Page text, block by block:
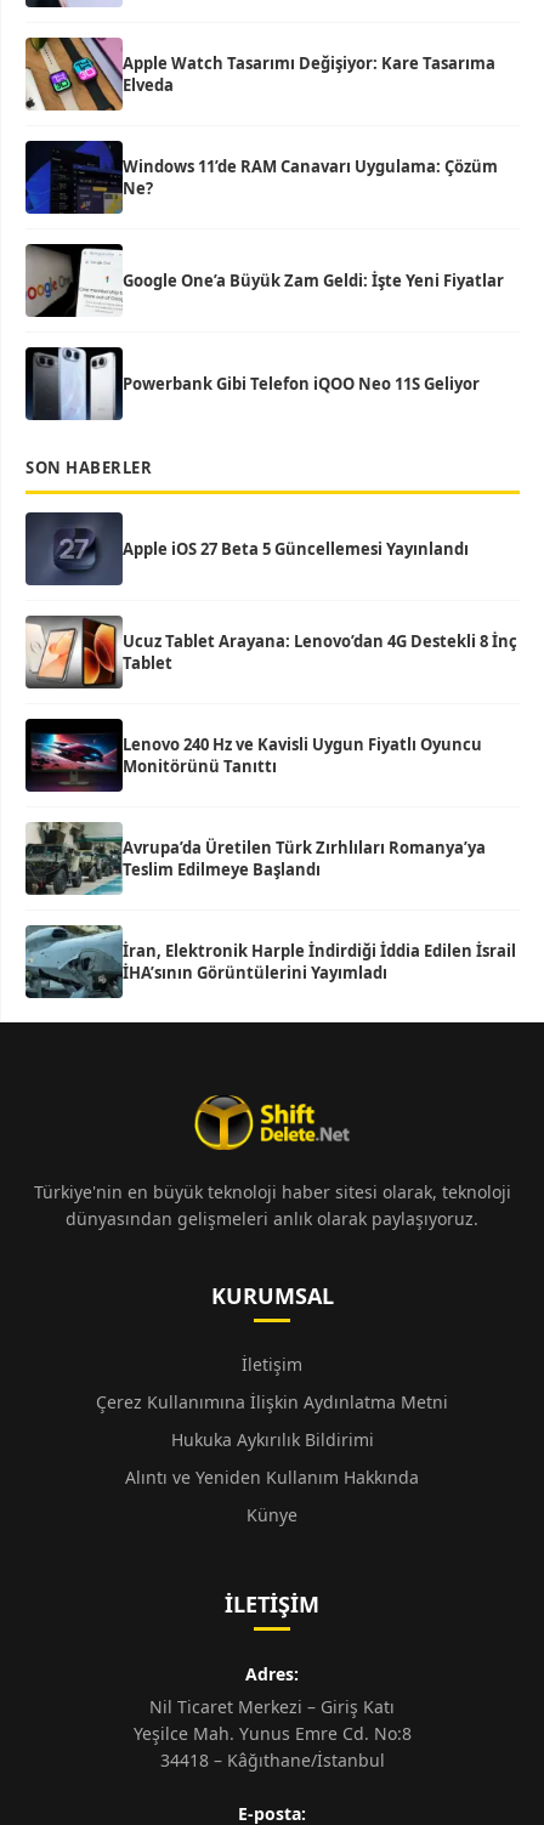
Apple Watch Tasarımı Değişiyor: Kare Tasarıma
Elveda
Windows 11’de RAM Canavarı Uygulama: Çözüm
Ne?
Google One’a Büyük Zam Geldi: İşte Yeni Fiyatlar
Powerbank Gibi Telefon iQOO Neo 11S Geliyor
SON HABERLER
Apple iOS 27 Beta 5 Güncellemesi Yayınlandı
Ucuz Tablet Arayana: Lenovo’dan 4G Destekli 8 İnç
Tablet
Lenovo 240 Hz ve Kavisli Uygun Fiyatlı Oyuncu
Monitörünü Tanıttı
Avrupa’da Üretilen Türk Zırhlıları Romanya’ya
Teslim Edilmeye Başlandı
İran, Elektronik Harple İndirdiği İddia Edilen İsrail
İHA’sının Görüntülerini Yayımladı
Türkiye'nin en büyük teknoloji haber sitesi olarak, teknoloji
dünyasından gelişmeleri anlık olarak paylaşıyoruz.
KURUMSAL
İletişim
Çerez Kullanımına İlişkin Aydınlatma Metni
Hukuka Aykırılık Bildirimi
Alıntı ve Yeniden Kullanım Hakkında
Künye
İLETIŞIM
Adres:
Nil Ticaret Merkezi – Giriş Katı
Yeşilce Mah. Yunus Emre Cd. No:8
34418 – Kâğıthane/İstanbul
E-posta: